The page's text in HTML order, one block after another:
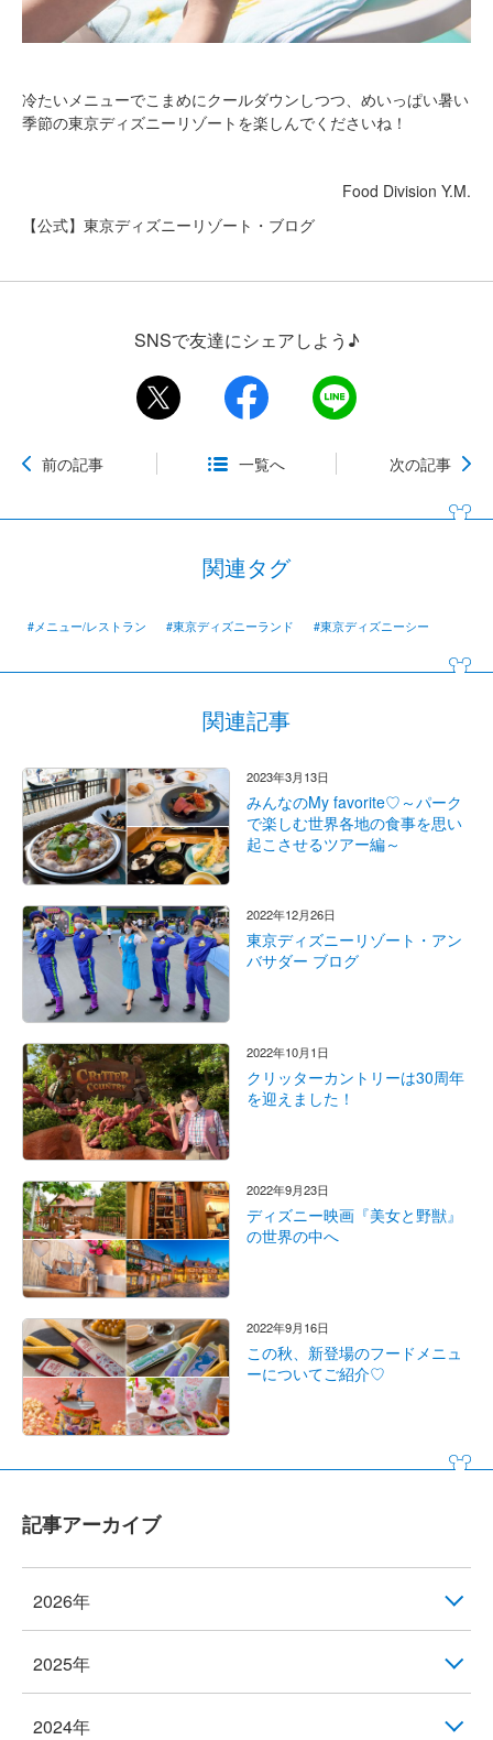
冷たいメニューでこまめにクールダウンしつつ、めいっぱい暑い
季節の東京ディズニーリゾートを楽しんでくださいね！
Food Division Y.M.
【公式】東京ディズニーリゾート・ブログ
SNSで友達にシェアしよう♪
前の記事 一覧へ 次の記事
関連タグ
#メニュー/レストラン #東京ディズニーランド #東京ディズニーシー
関連記事
2023年3月13日
みんなのMy favorite♡～パーク
で楽しむ世界各地の食事を思い
起こさせるツアー編～
2022年12月26日
東京ディズニーリゾート・アン
バサダー ブログ
2022年10月1日
クリッターカントリーは30周年
を迎えました！
2022年9月23日
ディズニー映画『美女と野獣』
の世界の中へ
2022年9月16日
この秋、新登場のフードメニュ
ーについてご紹介♡
記事アーカイブ
2026年
2025年
2024年